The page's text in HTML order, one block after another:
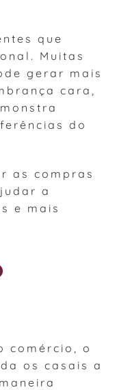
que
Muitas
gerar mais
cara,
do
as compras
a
e mais
comércio, o
os casais a